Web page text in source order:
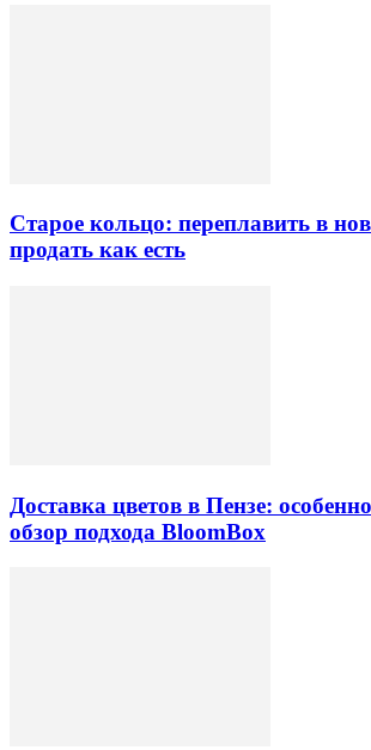
Старое кольцо: переплавить в
продать как есть
Доставка цветов в Пензе:
обзор подхода BloomBox